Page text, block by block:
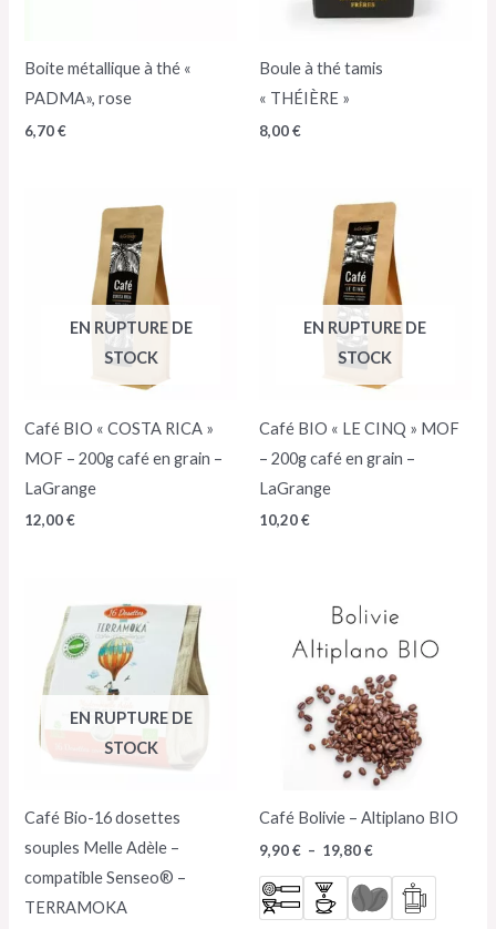
Boite métallique à thé «
PADMA», rose
6,70€
Boule à thé tamis
« THÉIÈRE »
8,00€
EN RUPTURE DE
STOCK
Café BIO « COSTA RICA »
MOF – 200g café en grain –
LaGrange
12,00€
EN RUPTURE DE
STOCK
Café BIO « LE CINQ » MOF
– 200g café en grain –
LaGrange
10,20€
EN RUPTURE DE
STOCK
Café Bio-16 dosettes
souples Melle Adèle –
compatible Senseo® –
TERRAMOKA
Café Bolivie – Altiplano BIO
9,90€ – 19,80€
prix :
9,90 €
à
19,80 €